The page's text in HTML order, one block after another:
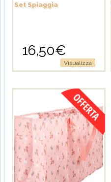
Set Spiaggia
16,50€
Visualizza